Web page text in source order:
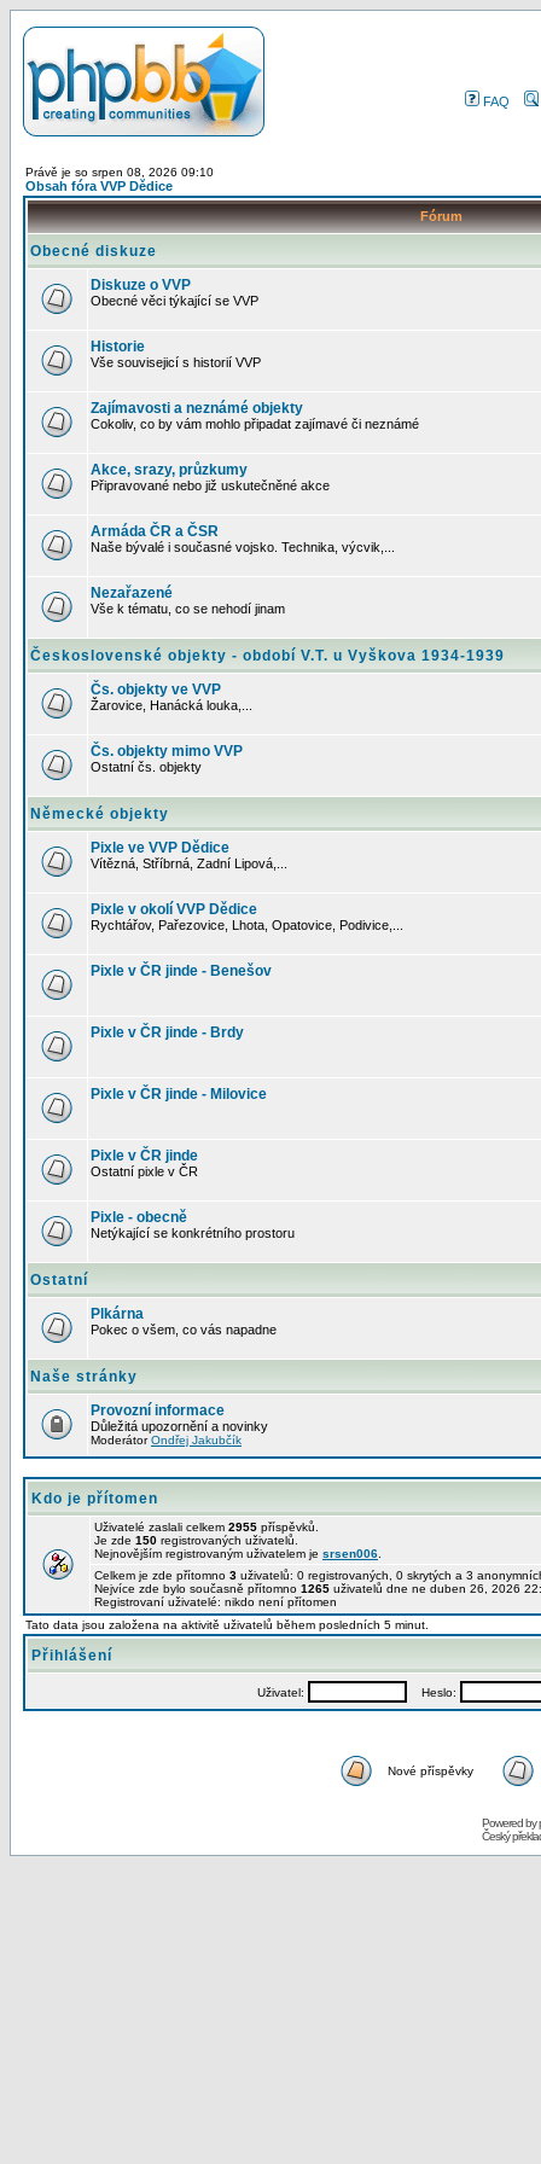
FAQ
Právě je so srpen 08, 2026 09:10
Obsah fóra VVP Dědice
Fórum
Obecné diskuze
Diskuze o VVP
Obecné věci týkající se VVP
Historie
Vše souvisejicí s historií VVP
Zajímavosti a neznámé objekty
Cokoliv, co by vám mohlo připadat zajímavé či neznámé
Akce, srazy, průzkumy
Připravované nebo již uskutečněné akce
Armáda ČR a ČSR
Naše bývalé i současné vojsko. Technika, výcvik,...
Nezařazené
Vše k tématu, co se nehodí jinam
Československé objekty - období V.T. u Vyškova 1934-1939
Čs. objekty ve VVP
Žarovice, Hanácká louka,...
Čs. objekty mimo VVP
Ostatní čs. objekty
Německé objekty
Pixle ve VVP Dědice
Vítězná, Stříbrná, Zadní Lipová,...
Pixle v okolí VVP Dědice
Rychtářov, Pařezovice, Lhota, Opatovice, Podivice,...
Pixle v ČR jinde - Benešov
Pixle v ČR jinde - Brdy
Pixle v ČR jinde - Milovice
Pixle v ČR jinde
Ostatní pixle v ČR
Pixle - obecně
Netýkající se konkrétního prostoru
Ostatní
Plkárna
Pokec o všem, co vás napadne
Naše stránky
Provozní informace
Důležitá upozornění a novinky
ModerátorOndřej Jakubčík
Kdo je přítomen
Uživatelé zaslali celkem 2955 příspěvků.
Je zde 150 registrovaných uživatelů.
Nejnovějším registrovaným uživatelem je srsen006
Celkem je zde přítomno 3 uživatelů: 0 registrovaných, 0 skrytých a 3
Nejvíce zde bylo současně přítomno 1265 uživatelů dne ne duben 26, 2026
Registrovaní uživatelé: nikdo není přítomen
Tato data jsou založena na aktivitě uživatelů během posledních 5 minut.
Přihlášení
Uživatel: Heslo:
Nové příspěvky
Powered by
Český